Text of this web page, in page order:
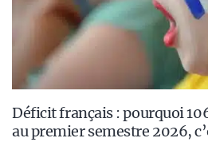
Déficit français : pourquoi
au premier semestre 2026,